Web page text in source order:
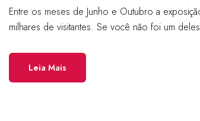
Entre os meses de Junho e Outubro a
milhares de visitantes. Se você não foi um
Leia Mais